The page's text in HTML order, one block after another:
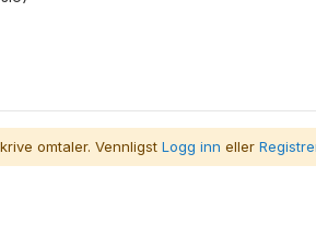
omtaler. VennligstLogg inn eller